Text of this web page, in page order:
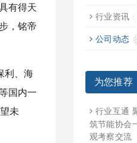
有得天
，铭帝
利、海
国内一
未
行业资讯
公司动态
为您推荐
行业互通
筑节能协会
观考察交流